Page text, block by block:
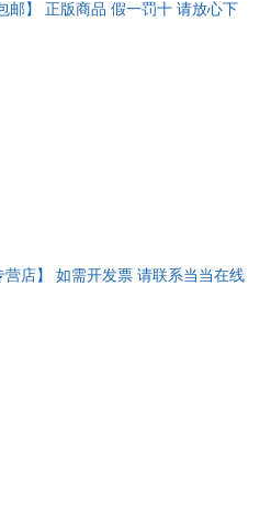
邮】 正版商品 假一罚十 请放心下
店】 如需开发票 请联系当当在线